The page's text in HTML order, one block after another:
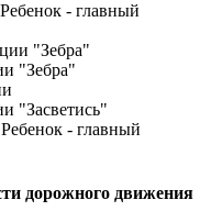
- главный
"Зебра"
"Зебра"
"Засветись"
- главный
дорожного движения